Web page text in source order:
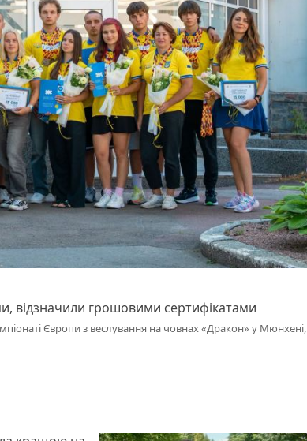
відзначили грошовими сертифікатами
Європи з веслування на човнах «Дракон» у Мюнхені,